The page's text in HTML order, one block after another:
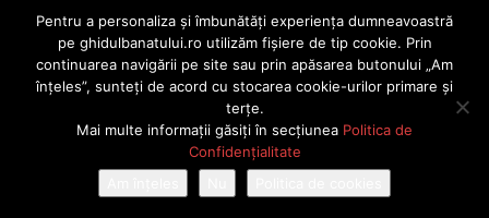
ani.
© Ghidul Banatului 2025. Toate drepturile rezervate · Dezvoltat de
Power Media FX
Pentru a personaliza și îmbunătăți experiența dumneavoastră
pe ghidulbanatului.ro utilizăm fișiere de tip cookie. Prin
continuarea navigării pe site sau prin apăsarea butonului „Am
înțeles”, sunteți de acord cu stocarea cookie-urilor primare și
terțe.
Mai multe informații găsiți în secțiunea Politica de
Confidențialitate